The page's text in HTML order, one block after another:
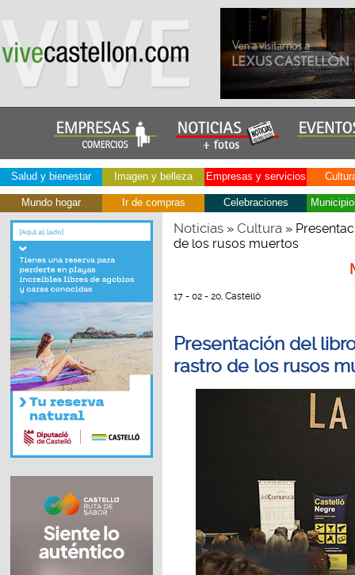
Salud y bienestar Imagen y belleza Empresas y servicios
Mundo hogar Ir de compras Celebraciones
Noticias» Cultura»
de los rusos muertos
17 - 02 - 20, Castelló
Presentación del
rastro de los rusos